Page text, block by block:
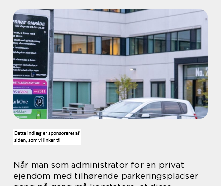
Når man som administrator for en privat
ejendom med tilhørende parkeringspladser